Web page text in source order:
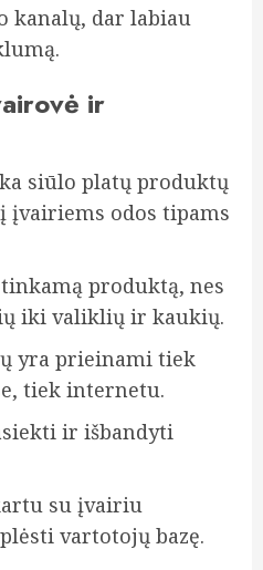
kanalų, dar labiau
ir
siūlo platų produktų
odos tipams
produktą, nes
iki valiklių ir kaukių.
yra prieinami tiek
tiek internetu.
ir išbandyti
su įvairiu
vartotojų bazę.